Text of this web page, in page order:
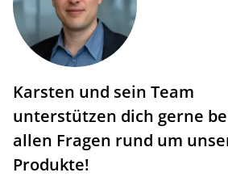
Karsten und sein Team
unterstützen dich gerne
allen Fragen rund um
Produkte!